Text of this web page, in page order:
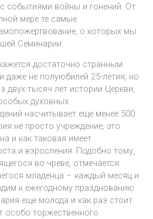
событиями войны и гонений. От
мере те самые
о которых мы
Семинарии.
достаточно странным.
даже не полуюбилей 25-летия, но
двух тысяч лет истории Церкви,
духовных
насчитывает еще менее 500
не просто учреждение, это
и как таковая имеет
и взросления. Подобно тому,
во чреве, отмечается
младенца – каждый месяц и
к ежегодному празднованию
еще молода и как раз стоит
особо торжественного